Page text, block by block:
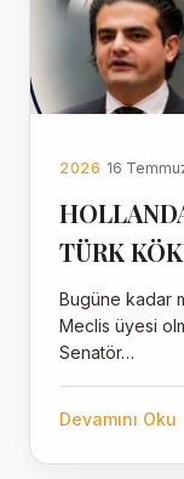
2026 16
TÜRK
Bugüne kadar
Meclis üyesi
Senatör…
Devamını Oku